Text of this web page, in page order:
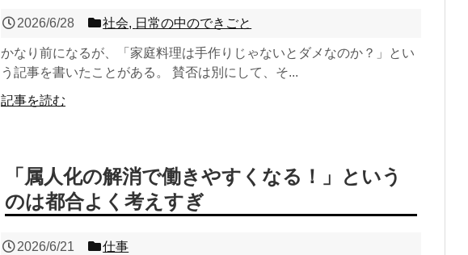
2026/6/28 社会, 日常の中のできごと
かなり前になるが、「家庭料理は手作りじゃないとダメなのか？」とい
う記事を書いたことがある。 賛否は別にして、そ...
記事を読む
「属人化の解消で働きやすくなる！」という
のは都合よく考えすぎ
2026/6/21 仕事